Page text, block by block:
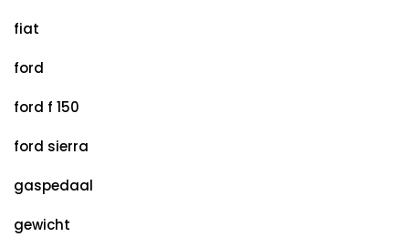
fiat
ford
ford f 150
ford sierra
gaspedaal
gewicht